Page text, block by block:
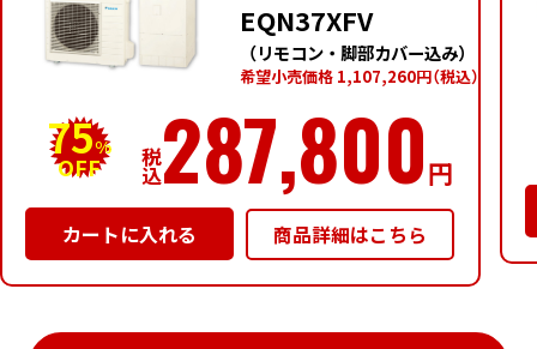
EQN37XFV
（リモコン・脚部カバー込み）
希望⼩売価格 1,107,260円（税込）
75%
OFF 税
込287,800円
商品詳細はこちら